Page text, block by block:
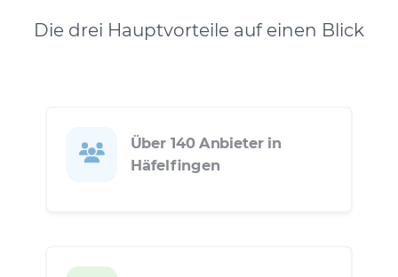
Die drei Hauptvorteile auf einen Blick
Über 140 Anbieter in
Häfelfingen